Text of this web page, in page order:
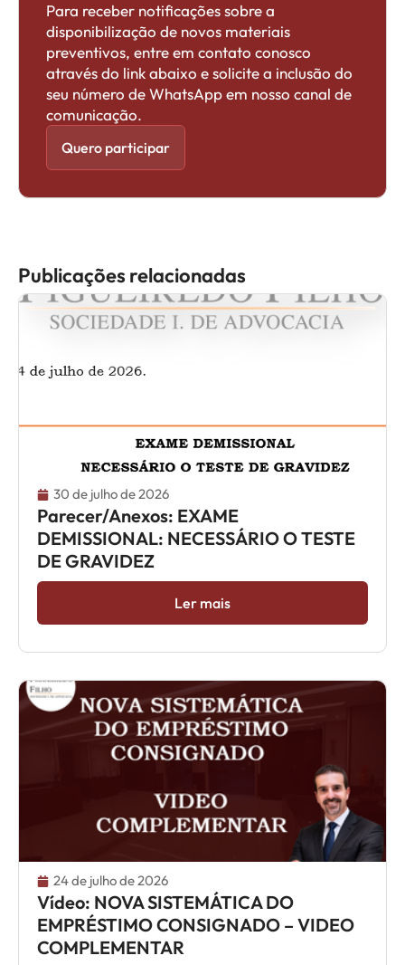
Para receber notificações sobre a
disponibilização de novos materiais
preventivos, entre em contato conosco
através do link abaixo e solicite a inclusão do
seu número de WhatsApp em nosso canal de
comunicação.
Quero participar
Publicações relacionadas
30 de julho de 2026
Parecer/Anexos: EXAME
DEMISSIONAL: NECESSÁRIO O TESTE
DE GRAVIDEZ
Ler mais
24 de julho de 2026
Vídeo: NOVA SISTEMÁTICA DO
EMPRÉSTIMO CONSIGNADO – VIDEO
COMPLEMENTAR